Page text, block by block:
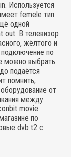
Используется
femele тип.
одной
out. В телевизор
жёлтого и
по
можно выбрать
подаётся
помнить,
от
между
movie
по
dvb t2 c